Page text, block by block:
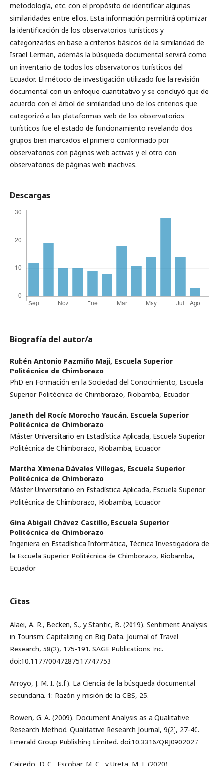
metodología, etc. con el propósito de identificar algunas
similaridades entre ellos. Esta información permitirá optimizar
la identificación de los observatorios turísticos y
categorizarlos en base a criterios básicos de la similaridad de
Israel Lerman, además la búsqueda documental servirá como
un inventario de todos los observatorios turísticos del
Ecuador. El método de investigación utilizado fue la revisión
documental con un enfoque cuantitativo y se concluyó que de
acuerdo con el árbol de similaridad uno de los criterios que
categorizó a las plataformas web de los observatorios
turísticos fue el estado de funcionamiento revelando dos
grupos bien marcados el primero conformado por
observatorios con páginas web activas y el otro con
observatorios de páginas web inactivas.
Descargas
Biografía del autor/a
Rubén Antonio Pazmiño Maji, Escuela Superior
Politécnica de Chimborazo
PhD en Formación en la Sociedad del Conocimiento, Escuela
Superior Politécnica de Chimborazo, Riobamba, Ecuador
Janeth del Rocío Morocho Yaucán, Escuela Superior
Politécnica de Chimborazo
Máster Universitario en Estadística Aplicada, Escuela Superior
Politécnica de Chimborazo, Riobamba, Ecuador
Martha Ximena Dávalos Villegas, Escuela Superior
Politécnica de Chimborazo
Máster Universitario en Estadística Aplicada, Escuela Superior
Politécnica de Chimborazo, Riobamba, Ecuador
Gina Abigail Chávez Castillo, Escuela Superior
Politécnica de Chimborazo
Ingeniera en Estadística Informática, Técnica Investigadora de
la Escuela Superior Politécnica de Chimborazo, Riobamba,
Ecuador
Citas
Alaei, A. R., Becken, S., y Stantic, B. (2019). Sentiment Analysis
in Tourism: Capitalizing on Big Data. Journal of Travel
Research, 58(2), 175-191. SAGE Publications Inc.
doi:10.1177/0047287517747753
Arroyo, J. M. I. (s.f.). La Ciencia de la búsqueda documental
secundaria. 1: Razón y misión de la CBS, 25.
Bowen, G. A. (2009). Document Analysis as a Qualitative
Research Method. Qualitative Research Journal, 9(2), 27-40.
Emerald Group Publishing Limited. doi:10.3316/QRJ0902027
Caicedo, D. C., Escobar, M. C., y Ureta, M. I. (2020).